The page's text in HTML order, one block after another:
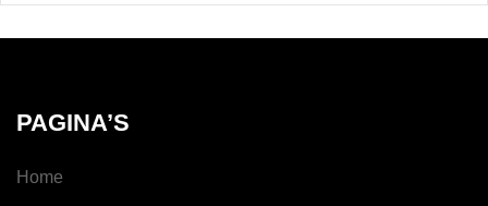
PAGINA’S
Home